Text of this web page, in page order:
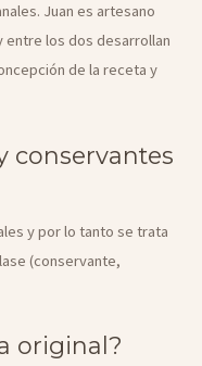
Juan es artesano
entre los dos desarrollan
de la receta y
conservantes
y por lo tanto se trata
(conservante,
original?